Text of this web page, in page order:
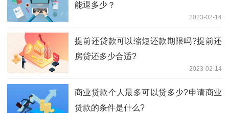
能退多少？
2023-02-14
提前还贷款可以缩短还款期限吗?提前还
房贷还多少合适?
2023-02-14
商业贷款个人最多可以贷多少?申请商业
贷款的条件是什么?